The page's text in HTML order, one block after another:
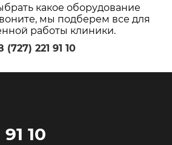
какое оборудование
мы подберем все для
работы клиники.
(727) 221 91 10
10